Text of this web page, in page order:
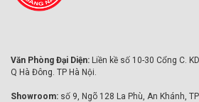
Văn Phòng Đại Diện: Liền kề số 10-30 Cổng C.
Q Hà Đông. TP Hà Nội.
Showroom: số 9, Ngõ 128 La Phù, An Khánh,